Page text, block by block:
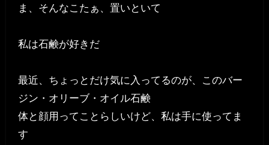
ま、そんなこたぁ、置いといて
私は石鹸が好きだ
最近、ちょっとだけ気に入ってるのが、このバー
ジン・オリーブ・オイル石鹸
体と顔用ってことらしいけど、私は手に使ってま
す